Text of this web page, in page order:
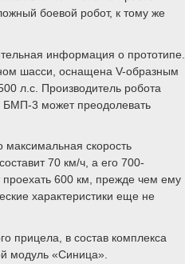
боевой робот, к тому же
информация о прототипе.
шасси, оснащена V-образным
л.с. Производитель робота
БМП-3 может преодолевать
максимальная скорость
70 км/ч, а его 700-
600 км, прежде чем ему
характеристики еще не
прицела, в состав комплекса
модуль «Синица».